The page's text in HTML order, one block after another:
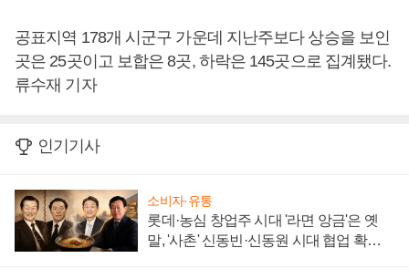
공표지역 178개 시군구 가운데 지난주보다 상승을 보인
곳은 25곳이고 보합은 8곳, 하락은 145곳으로 집계됐다.
류수재 기자
인기기사
소비자·유통
롯데·농심 창업주 시대 '라면 앙금'은 옛
말, '사촌' 신동빈·신동원 시대 협업 확대